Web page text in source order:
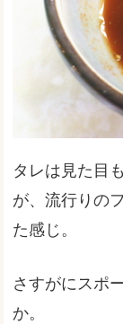
タレは見た目
が、流行りの
た感じ。
さすがにスポ
か。